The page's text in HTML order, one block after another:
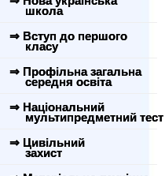
школа
⇒ Вступ до першого
класу
⇒ Профільна загальна
середня освіта
⇒ Національний
мультипредметний тест
⇒ Цивільний
захист